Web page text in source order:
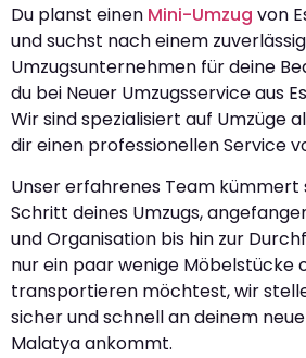
Du planst einen Mini-Umzug von
und suchst nach einem
Umzugsunternehmen für deine
du bei Neuer Umzugsservice aus
Wir sind spezialisiert auf Umzüge
dir einen professionellen Service
Unser erfahrenes Team kümmert
Schritt deines Umzugs,
und Organisation bis hin zur
nur ein paar wenige Möbelstücke
transportieren möchtest, wir
sicher und schnell an deinem
Malatya ankommt.